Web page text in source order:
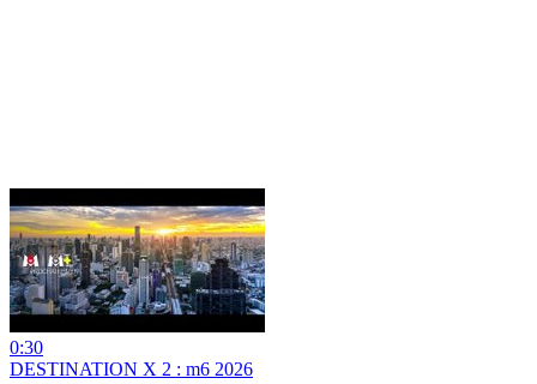
0:30
DESTINATION X 2 : m6 2026